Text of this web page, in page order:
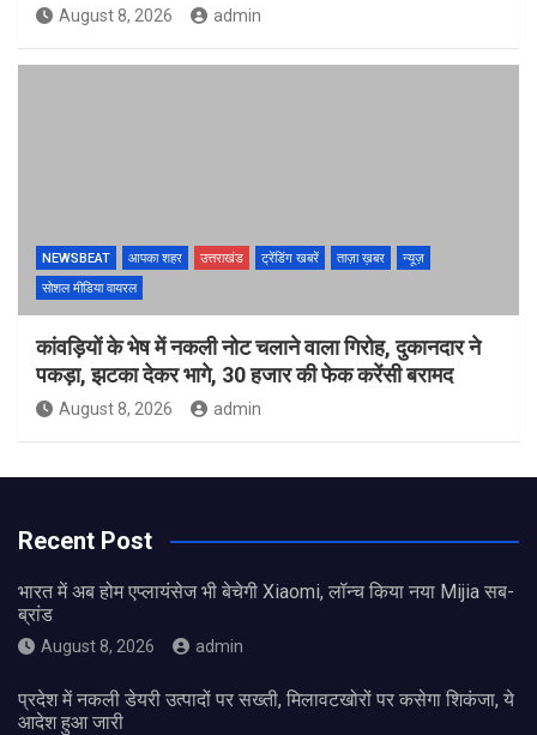
August 8, 2026 admin
NEWSBEAT आपका शहर उत्तराखंड ट्रेंडिंग खबरें ताज़ा ख़बर
न्यूज़
सोशल मीडिया वायरल
कांवड़ियों के भेष में नकली नोट चलाने वाला गिरोह, दुकानदार ने
पकड़ा, झटका देकर भागे, 30 हजार की फेक करेंसी बरामद
August 8, 2026 admin
Recent Post
भारत में अब होम एप्लायंसेज भी बेचेगी Xiaomi, लॉन्च किया नया Mijia सब-
ब्रांड
August 8, 2026 admin
प्रदेश में नकली डेयरी उत्पादों पर सख्ती, मिलावटखोरों पर कसेगा शिकंजा, ये
आदेश हुआ जारी